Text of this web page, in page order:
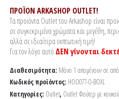
was:
€41.50.
τιμή
είναι:
€31.00.
ΠΡΟΪΟΝ ARKASHOP OUTLET!
Τα προϊόντα Outlet του Arkashop είναι
σε συγκεκριμένα χρώματα και μεγέθη,
αλλά σε ιδιαίτερα εκπτωτική τιμή!
Για τον λόγο αυτό ΔΕΝ γίνονται
Διαθεσιμότητα: Μόνο 1 απομένουν σε
Κωδικός προϊόντος: HOO077-O-BOXL
Κατηγορίες: Outlet, Outlet Φούτερ με